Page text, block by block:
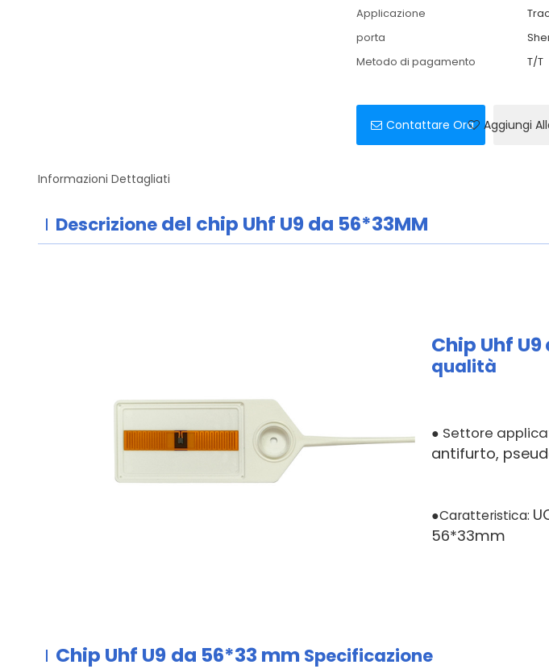
Applicazione
porta
Metodo di pagamento
T/T
Contattare Ora Aggiungi
Informazioni Dettagliati
Descrizione del chip Uhf U9 da 56*33MM
Chip Uhf U9
qualità
● Settore
antifurto,
●Caratteristica:
56*33mm
Chip Uhf U9 da 56*33 mm Specificazione